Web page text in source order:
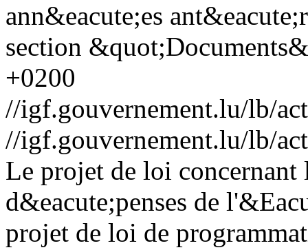
ann&eacute;es
section
+0200
//igf.gouvernement.lu/lb/
//igf.gouvernement.lu/lb/
Le projet de loi concernant
d&eacute;penses de
projet de loi de